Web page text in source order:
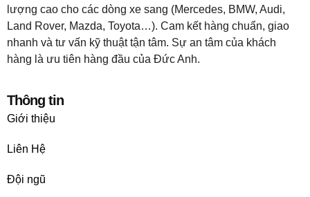
lượng cao cho các dòng xe sang (Mercedes, BMW, Audi,
Land Rover, Mazda, Toyota…). Cam kết hàng chuẩn, giao
nhanh và tư vấn kỹ thuật tận tâm. Sự an tâm của khách
hàng là ưu tiên hàng đầu của Đức Anh.
Thông tin
Giới thiệu
Liên Hệ
Đội ngũ